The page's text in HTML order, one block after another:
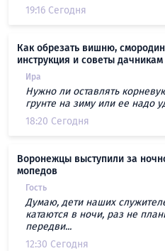
19:16 Сегодня
Как обрезать вишню,
инструкция и советы дачникам
Ира
Нужно ли оставлять
грунте на зиму или ее надо
18:20 Сегодня
Воронежцы выступили за
мопедов
Гость
Думаю, дети наших
катаются в ночи, раз не
передви...
12:30 Сегодня